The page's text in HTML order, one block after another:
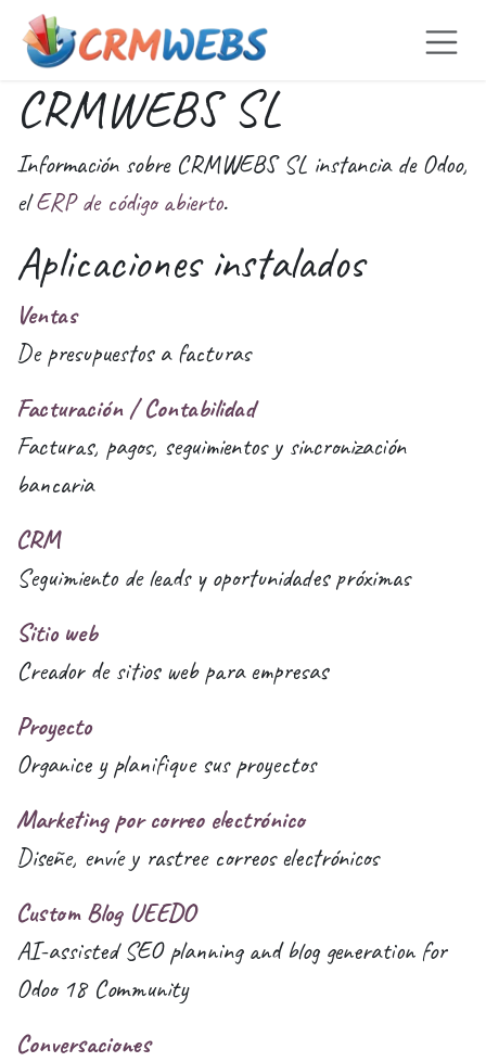
Ir al contenido
CRMWEBS SL
Información sobre CRMWEBS SL instancia de Odoo,
elERP de código abierto.
Aplicaciones instalados
Ventas
De presupuestos a facturas
Facturación / Contabilidad
Facturas, pagos, seguimientos y sincronización
bancaria
CRM
Seguimiento de leads y oportunidades próximas
Sitio web
Creador de sitios web para empresas
Proyecto
Organice y planifique sus proyectos
Marketing por correo electrónico
Diseñe, envíe y rastree correos electrónicos
Custom Blog UEEDO
AI-assisted SEO planning and blog generation for
Odoo 18 Community
Conversaciones